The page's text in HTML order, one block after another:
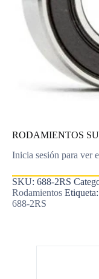
RODAMIENTOS
Inicia sesión para ver
SKU: 688-2RS
Rodamientos Etiqueta:
688-2RS